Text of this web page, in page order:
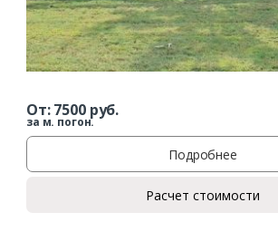
От:7500руб.
за м. погон.
Подробнее
Расчет стоимости